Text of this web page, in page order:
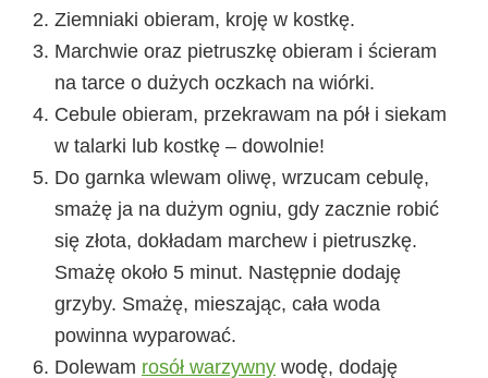
Ziemniaki obieram, kroję w kostkę.
Marchwie oraz pietruszkę obieram i ścieram
na tarce o dużych oczkach na wiórki.
Cebule obieram, przekrawam na pół i siekam
w talarki lub kostkę – dowolnie!
Do garnka wlewam oliwę, wrzucam cebulę,
smażę ja na dużym ogniu, gdy zacznie robić
się złota, dokładam marchew i pietruszkę.
Smażę około 5 minut. Następnie dodaję
grzyby. Smażę, mieszając, cała woda
powinna wyparować.
Dolewam rosół warzywny wodę, dodaję